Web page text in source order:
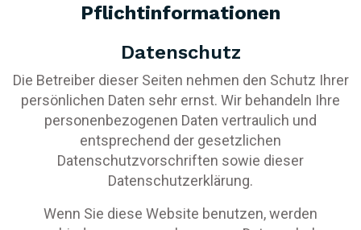
Pflicht­informationen
Datenschutz
Die Betreiber dieser Seiten nehmen den Schutz Ihrer
persönlichen Daten sehr ernst. Wir behandeln Ihre
personenbezogenen Daten vertraulich und
entsprechend der gesetzlichen
Datenschutzvorschriften sowie dieser
Datenschutzerklärung.
Wenn Sie diese Website benutzen, werden